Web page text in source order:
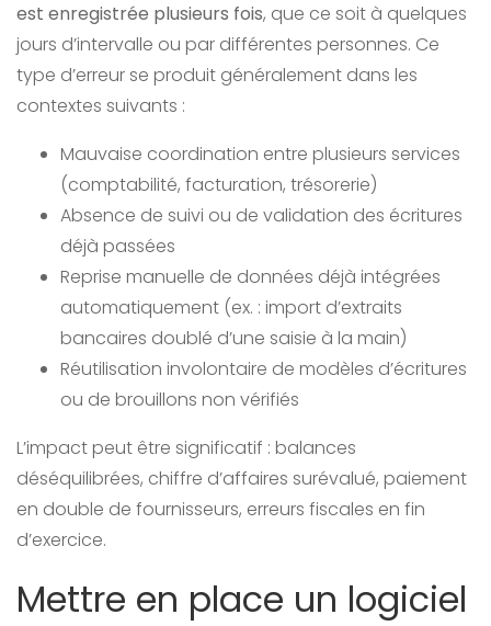
est enregistrée plusieurs fois, que ce soit à quelques
jours d’intervalle ou par différentes personnes. Ce
type d’erreur se produit généralement dans les
contextes suivants :
Mauvaise coordination entre plusieurs services
(comptabilité, facturation, trésorerie)
Absence de suivi ou de validation des écritures
déjà passées
Reprise manuelle de données déjà intégrées
automatiquement (ex. : import d’extraits
bancaires doublé d’une saisie à la main)
Réutilisation involontaire de modèles d’écritures
ou de brouillons non vérifiés
L’impact peut être significatif : balances
déséquilibrées, chiffre d’affaires surévalué, paiement
en double de fournisseurs, erreurs fiscales en fin
d’exercice.
Mettre en place un logiciel